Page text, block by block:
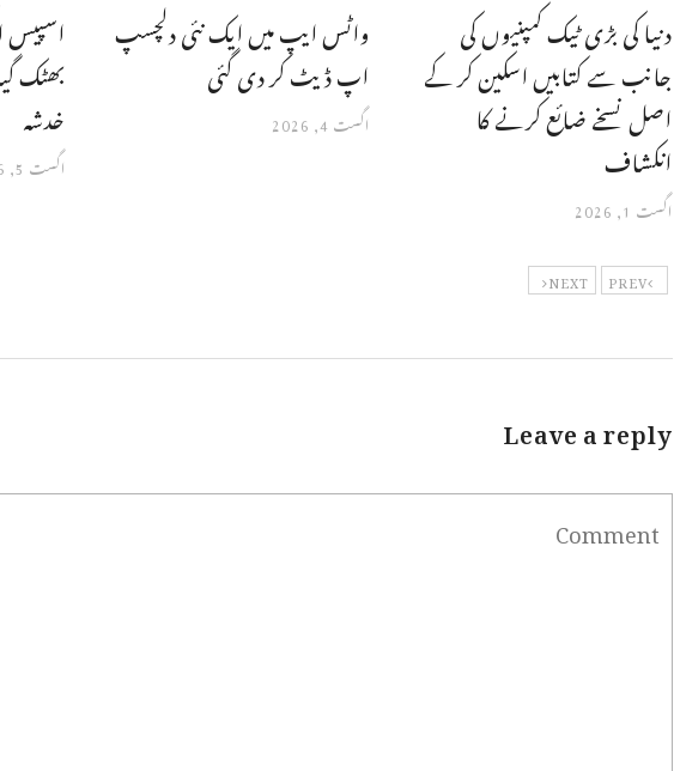
اسپیس
بھٹک
خدشہ
اگست 5, 2026
واٹس ایپ میں ایک نئی دلچسپ
اپ ڈیٹ کر دی گئی
اگست 4, 2026
دنیا کی بڑی ٹیک کمپنیوں کی
جانب سے کتابیں اسکین کر کے
اصل نسخے ضائع کرنے کا
انکشاف
اگست 1, 2026
PREV
NEXT
Leave a reply